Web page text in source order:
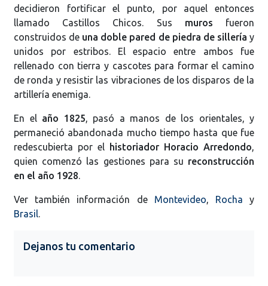
decidieron fortificar el punto, por aquel entonces
llamado Castillos Chicos. Sus muros fueron
construidos de una doble pared de piedra de sillería y
unidos por estribos. El espacio entre ambos fue
rellenado con tierra y cascotes para formar el camino
de ronda y resistir las vibraciones de los disparos de la
artillería enemiga.
En el año 1825, pasó a manos de los orientales, y
permaneció abandonada mucho tiempo hasta que fue
redescubierta por el historiador Horacio Arredondo,
quien comenzó las gestiones para su reconstrucción
en el año 1928.
Ver también información de Montevideo, Rocha y
Brasil.
Dejanos tu comentario